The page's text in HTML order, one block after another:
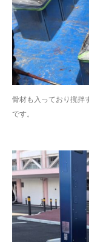
骨材も入っており撹拌
です。